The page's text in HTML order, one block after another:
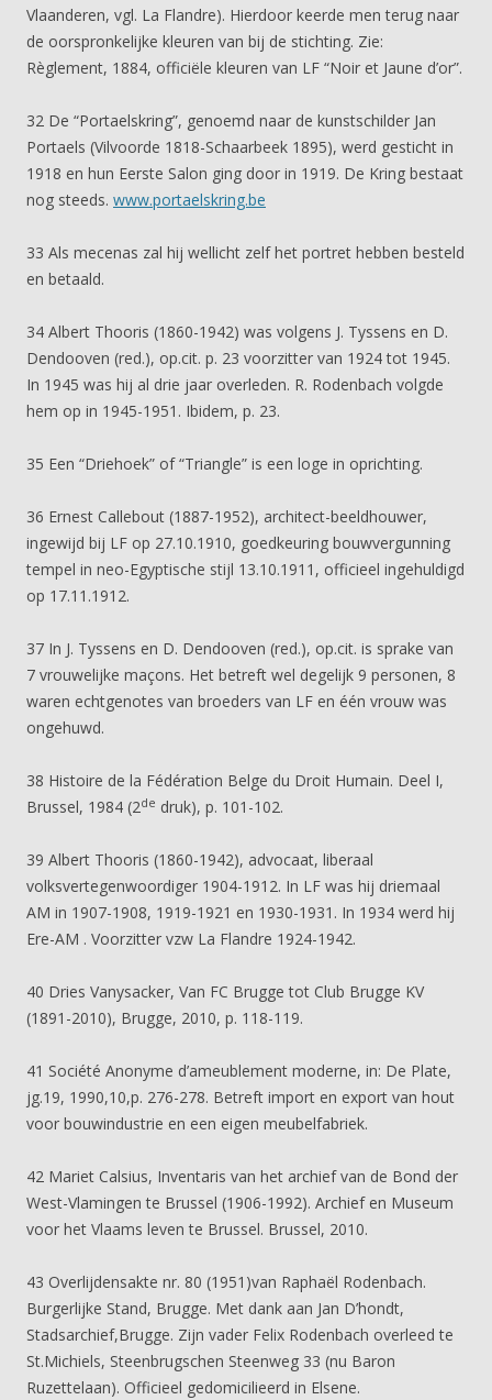
Vlaanderen, vgl. La Flandre). Hierdoor keerde men terug naar
de oorspronkelijke kleuren van bij de stichting. Zie:
Règlement, 1884, officiële kleuren van LF “Noir et Jaune d’or”.
32 De “Portaelskring”, genoemd naar de kunstschilder Jan
Portaels (Vilvoorde 1818-Schaarbeek 1895), werd gesticht in
1918 en hun Eerste Salon ging door in 1919. De Kring bestaat
nog steeds. www.portaelskring.be
33 Als mecenas zal hij wellicht zelf het portret hebben besteld
en betaald.
34 Albert Thooris (1860-1942) was volgens J. Tyssens en D.
Dendooven (red.), op.cit. p. 23 voorzitter van 1924 tot 1945.
In 1945 was hij al drie jaar overleden. R. Rodenbach volgde
hem op in 1945-1951. Ibidem, p. 23.
35 Een “Driehoek” of “Triangle” is een loge in oprichting.
36 Ernest Callebout (1887-1952), architect-beeldhouwer,
ingewijd bij LF op 27.10.1910, goedkeuring bouwvergunning
tempel in neo-Egyptische stijl 13.10.1911, officieel ingehuldigd
op 17.11.1912.
37 In J. Tyssens en D. Dendooven (red.), op.cit. is sprake van
7 vrouwelijke maçons. Het betreft wel degelijk 9 personen, 8
waren echtgenotes van broeders van LF en één vrouw was
ongehuwd.
38 Histoire de la Fédération Belge du Droit Humain. Deel I,
Brussel, 1984 (2de druk), p. 101-102.
39 Albert Thooris (1860-1942), advocaat, liberaal
volksvertegenwoordiger 1904-1912. In LF was hij driemaal
AM in 1907-1908, 1919-1921 en 1930-1931. In 1934 werd hij
Ere-AM . Voorzitter vzw La Flandre 1924-1942.
40 Dries Vanysacker, Van FC Brugge tot Club Brugge KV
(1891-2010), Brugge, 2010, p. 118-119.
41 Société Anonyme d’ameublement moderne, in: De Plate,
jg.19, 1990,10,p. 276-278. Betreft import en export van hout
voor bouwindustrie en een eigen meubelfabriek.
42 Mariet Calsius, Inventaris van het archief van de Bond der
West-Vlamingen te Brussel (1906-1992). Archief en Museum
voor het Vlaams leven te Brussel. Brussel, 2010.
43 Overlijdensakte nr. 80 (1951)van Raphaël Rodenbach.
Burgerlijke Stand, Brugge. Met dank aan Jan D’hondt,
Stadsarchief,Brugge. Zijn vader Felix Rodenbach overleed te
St.Michiels, Steenbrugschen Steenweg 33 (nu Baron
Ruzettelaan). Officieel gedomicilieerd in Elsene.